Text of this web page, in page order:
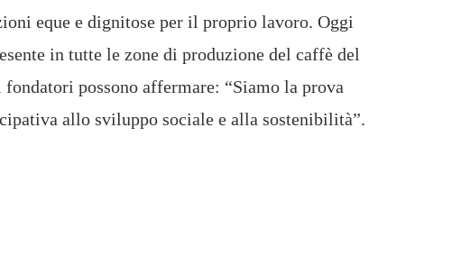
eque e dignitose per il proprio lavoro. Oggi
in tutte le zone di produzione del caffè del
possono affermare: “Siamo la prova
allo sviluppo sociale e alla sostenibilità”.